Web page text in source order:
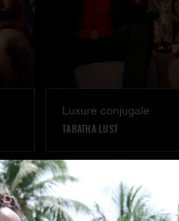
Luxure conjugale
TABATHA LUST